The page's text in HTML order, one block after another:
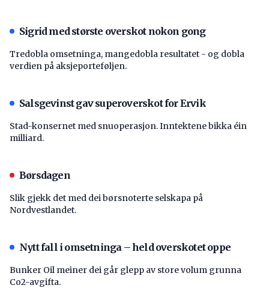
Sigrid med største overskot nokon gong
Tredobla omsetninga, mangedobla resultatet - og dobla
verdien på aksjeporteføljen.
Salsgevinst gav superoverskot for Ervik
Stad-konsernet med snuoperasjon. Inntektene bikka éin
milliard.
Børsdagen
Slik gjekk det med dei børsnoterte selskapa på
Nordvestlandet.
Nytt fall i omsetninga – held overskotet oppe
Bunker Oil meiner dei går glepp av store volum grunna
Co2-avgifta.